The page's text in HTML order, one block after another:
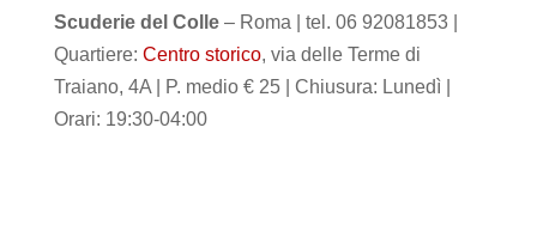
Scuderie del Colle– Roma | tel. 06 92081853 |
Quartiere: Centro storico, via delle Terme di
Traiano, 4A | P. medio € 25 | Chiusura: Lunedì |
Orari: 19:30-04:00